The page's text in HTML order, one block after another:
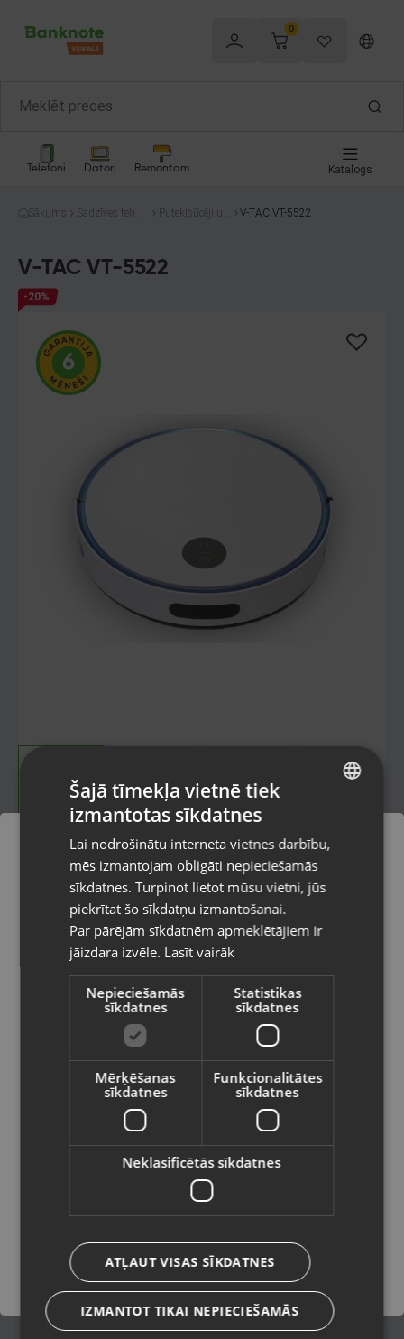
0
Telefoni Datori Remontam Katalogs
Sākums
Sadzīves tehni
Putekļsūcēji un
V-TAC VT-5522
V-TAC VT-5522
-20%
Kategorija: Robots-putekļusūcējs
Jauda: 500mAh
Dzinēja jauda: 10W
Sūkšanas jauda: 800 PA
40.00€
€
Preces informācija
Putekļsūcēji un tīrīšana
Rīga, Jūrmalas gatve 85
+371 26380526
Komplektācija
Oriģinālais iepakojums;
lādētājs;pults.
Pasūtījumi tiks piegādāti uz
izvēlēto valsti
Vietnes saturs būs attēlots izvēlētajā
valodā
Valsts
Saglabāt
RUSSIAN
Šajā tīmekļa vietnē tiek
izmantotas sīkdatnes
Lai nodrošinātu interneta vietnes darbību,
mēs izmantojam obligāti nepieciešamās
sīkdatnes. Turpinot lietot mūsu vietni, jūs
piekrītat šo sīkdatņu izmantošanai.
Par pārējām sīkdatnēm apmeklētājiem ir
jāizdara izvēle. Lasīt vairāk
Nepieciešamās
sīkdatnes
Statistikas
sīkdatnes
Mērķēšanas
sīkdatnes
Funkcionalitātes
sīkdatnes
Neklasificētās sīkdatnes
ATĻAUT VISAS SĪKDATNES
IZMANTOT TIKAI NEPIECIEŠAMĀS